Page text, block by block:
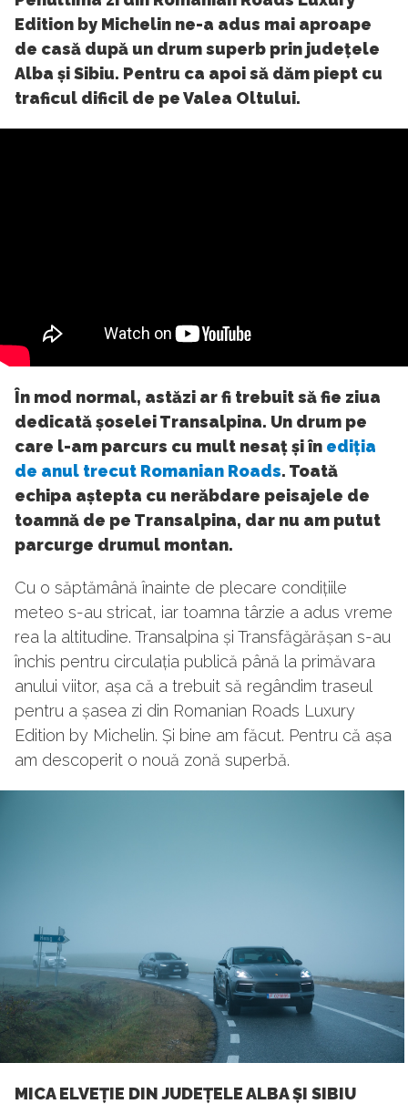
Edition by Michelin ne-a adus mai aproape
de casă după un drum superb prin județele
Alba și Sibiu. Pentru ca apoi să dăm piept cu
traficul dificil de pe Valea Oltului.
În mod normal, astăzi ar fi trebuit să fie ziua
dedicată șoselei Transalpina. Un drum pe
care l-am parcurs cu mult nesaț și în ediția
de anul trecut Romanian Roads. Toată
echipa aștepta cu nerăbdare peisajele de
toamnă de pe Transalpina, dar nu am putut
parcurge drumul montan.
Cu o săptămână înainte de plecare condițiile
meteo s-au stricat, iar toamna târzie a adus vreme
rea la altitudine. Transalpina și Transfăgărășan s-au
închis pentru circulația publică până la primăvara
anului viitor, așa că a trebuit să regândim traseul
pentru a șasea zi din Romanian Roads Luxury
Edition by Michelin. Și bine am făcut. Pentru că așa
am descoperit o nouă zonă superbă.
MICA ELVEȚIE DIN JUDEȚELE ALBA ȘI SIBIU